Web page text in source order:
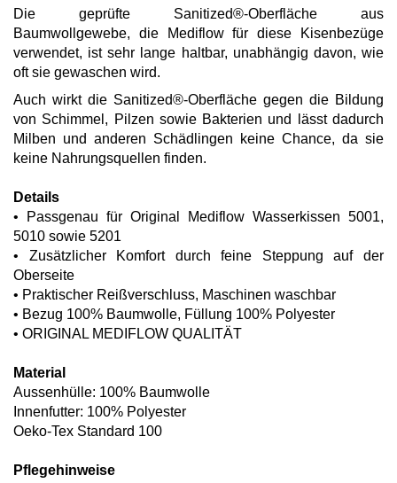
Die geprüfte Sanitized®-Oberfläche aus
Baumwollgewebe, die Mediflow für diese Kisenbezüge
verwendet, ist sehr lange haltbar, unabhängig davon, wie
oft sie gewaschen wird.
Auch wirkt die Sanitized®-Oberfläche gegen die Bildung
von Schimmel, Pilzen sowie Bakterien und lässt dadurch
Milben und anderen Schädlingen keine Chance, da sie
keine Nahrungsquellen finden.
Details
• Passgenau für Original Mediflow Wasserkissen 5001,
5010 sowie 5201
• Zusätzlicher Komfort durch feine Steppung auf der
Oberseite
• Praktischer Reißverschluss, Maschinen waschbar
• Bezug 100% Baumwolle, Füllung 100% Polyester
• ORIGINAL MEDIFLOW QUALITÄT
Material
Aussenhülle: 100% Baumwolle
Innenfutter: 100% Polyester
Oeko-Tex Standard 100
Pflegehinweise